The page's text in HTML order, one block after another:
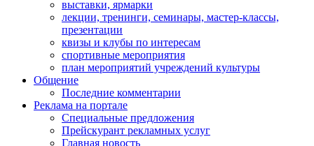
выставки, ярмарки
лекции, тренинги, семинары, мастер-классы,
презентации
квизы и клубы по интересам
спортивные мероприятия
план мероприятий учреждений культуры
Общение
Последние комментарии
Реклама на портале
Специальные предложения
Прейскурант рекламных услуг
Главная новость